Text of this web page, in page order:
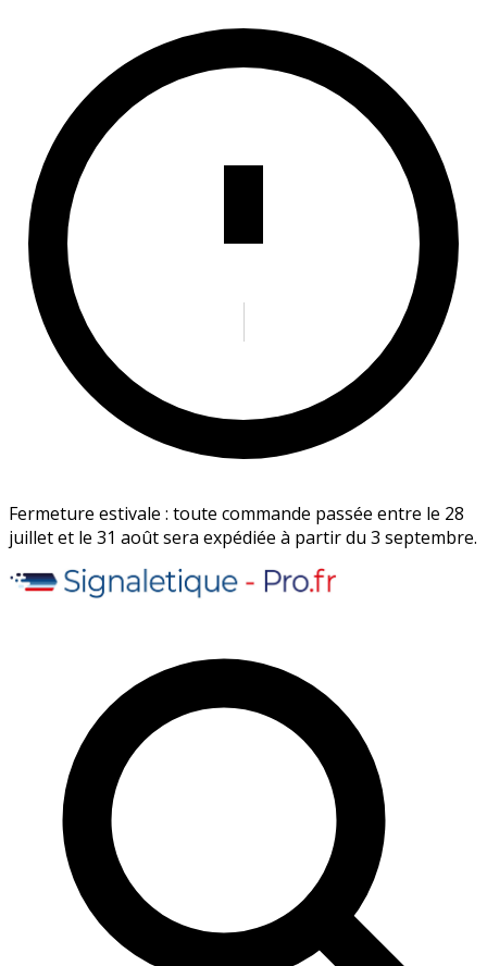
Fermeture estivale : toute commande passée entre le 28
juillet et le 31 août sera expédiée à partir du 3 septembre.